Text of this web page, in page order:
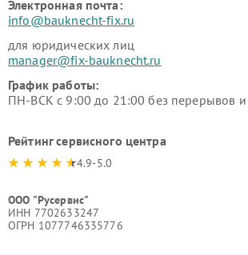
Электронная почта:
info@bauknecht-fix.ru
для юридических лиц
manager@fix-bauknecht.ru
График работы:
ПН-ВСК с 9:00 до 21:00 без перерывов
Рейтинг сервисного центра
4.9-5.0
ООО "Русервис"
ИНН 7702633247
ОГРН 1077746335776